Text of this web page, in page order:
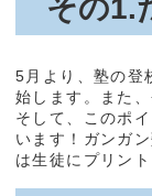
その1.
5月より、塾の登
始します。また
そして、このポ
います！ガンガ
は生徒にプリン